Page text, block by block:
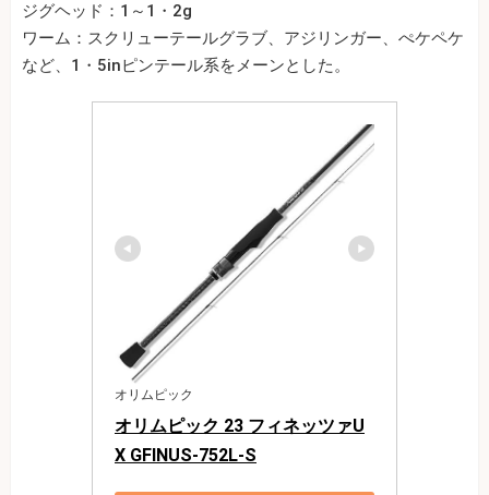
ジグヘッド：1～1・2g
ワーム：スクリューテールグラブ、アジリンガー、ぺケペケ
など、1・5inピンテール系をメーンとした。
オリムピック
オリムピック 23 フィネッツァU
X GFINUS-752L-S